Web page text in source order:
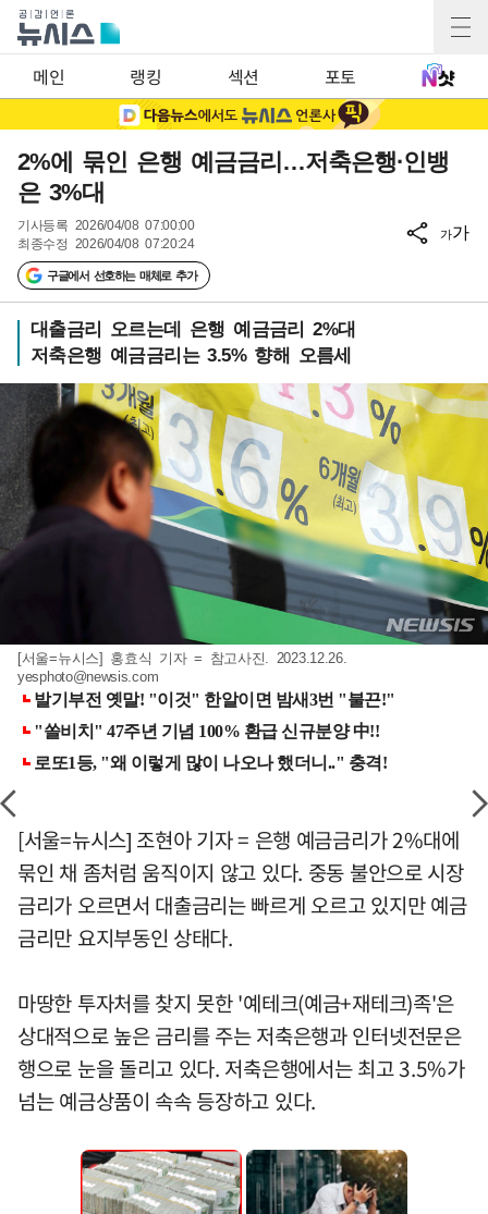
메인 랭킹 섹션 포토
2%에 묶인 은행 예금금리…저축은행·인뱅
은 3%대
기사등록 2026/04/08 07:00:00
최종수정 2026/04/08 07:20:24
구글에서 선호하는 매체로 추가
가가
대출금리 오르는데 은행 예금금리 2%대
저축은행 예금금리는 3.5% 향해 오름세
[서울=뉴시스] 홍효식 기자 = 참고사진. 2023.12.26.
yesphoto@newsis.com
[서울=뉴시스] 조현아 기자 = 은행 예금금리가 2%대에
묶인 채 좀처럼 움직이지 않고 있다. 중동 불안으로 시장
금리가 오르면서 대출금리는 빠르게 오르고 있지만 예금
금리만 요지부동인 상태다.
마땅한 투자처를 찾지 못한 '예테크(예금+재테크)족'은
상대적으로 높은 금리를 주는 저축은행과 인터넷전문은
행으로 눈을 돌리고 있다. 저축은행에서는 최고 3.5%가
넘는 예금상품이 속속 등장하고 있다.